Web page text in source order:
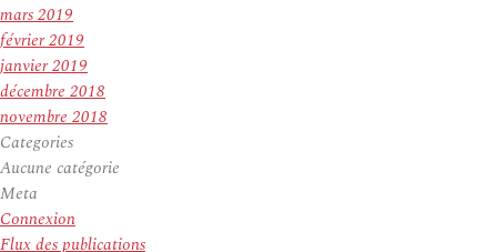
mars 2019
février 2019
janvier 2019
décembre 2018
novembre 2018
Categories
Aucune catégorie
Meta
Connexion
Flux des publications